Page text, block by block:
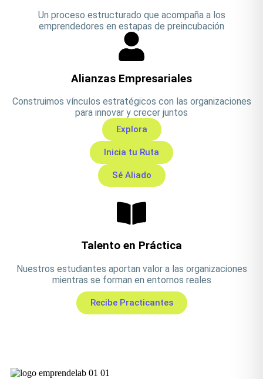
Un proceso estructurado que acompaña a los
emprendedores en estapas de preincubación
Alianzas Empresariales
Construimos vínculos estratégicos con las organizaciones
para innovar y crecer juntos
Explora
Inicia tu Ruta
Sé Aliado
Talento en Práctica
Nuestros estudiantes aportan valor a las organizaciones
mientras se forman en entornos reales
Recibe Practicantes